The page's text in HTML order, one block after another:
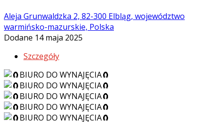
Aleja Grunwaldzka 2, 82-300 Elbląg, województwo
warmińsko-mazurskie, Polska
Dodane 14 maja 2025
Szczegóły